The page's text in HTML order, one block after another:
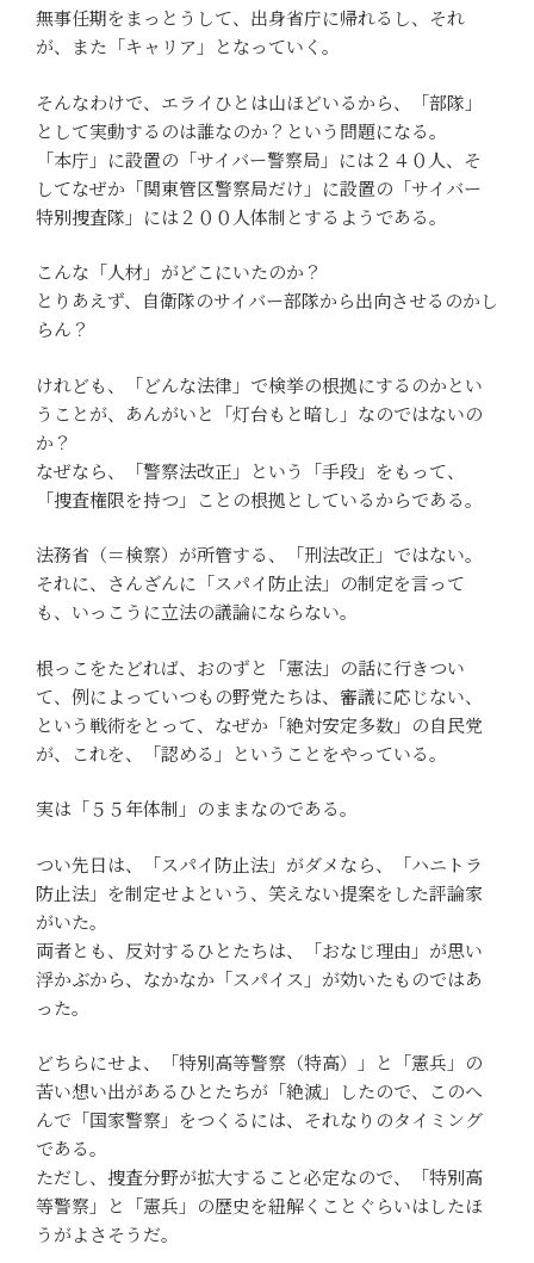
無事任期をまっとうして、出身省庁に帰れるし、それ
が、また「キャリア」となっていく。
そんなわけで、エライひとは山ほどいるから、「部隊」
として実動するのは誰なのか？という問題になる。
「本庁」に設置の「サイバー警察局」には２４０人、そ
してなぜか「関東管区警察局だけ」に設置の「サイバー
特別捜査隊」には２００人体制とするようである。
こんな「人材」がどこにいたのか？
とりあえず、自衛隊のサイバー部隊から出向させるのかし
らん？
けれども、「どんな法律」で検挙の根拠にするのかとい
うことが、あんがいと「灯台もと暗し」なのではないの
か？
なぜなら、「警察法改正」という「手段」をもって、
「捜査権限を持つ」ことの根拠としているからである。
法務省（＝検察）が所管する、「刑法改正」ではない。
それに、さんざんに「スパイ防止法」の制定を言って
も、いっこうに立法の議論にならない。
根っこをたどれば、おのずと「憲法」の話に行きつい
て、例によっていつもの野党たちは、審議に応じない、
という戦術をとって、なぜか「絶対安定多数」の自民党
が、これを、「認める」ということをやっている。
実は「５５年体制」のままなのである。
つい先日は、「スパイ防止法」がダメなら、「ハニトラ
防止法」を制定せよという、笑えない提案をした評論家
がいた。
両者とも、反対するひとたちは、「おなじ理由」が思い
浮かぶから、なかなか「スパイス」が効いたものではあ
った。
どちらにせよ、「特別高等警察（特高）」と「憲兵」の
苦い想い出があるひとたちが「絶滅」したので、このへ
んで「国家警察」をつくるには、それなりのタイミング
である。
ただし、捜査分野が拡大すること必定なので、「特別高
等警察」と「憲兵」の歴史を紐解くことぐらいはしたほ
うがよさそうだ。